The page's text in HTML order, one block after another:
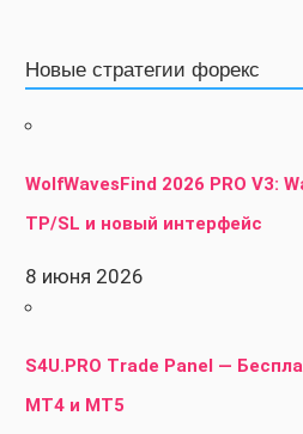
Новые стратегии форекс
WolfWavesFind 2026 PRO V3:
TP/SL и новый интерфейс
8 июня 2026
S4U.PRO Trade Panel —
MT4 и MT5